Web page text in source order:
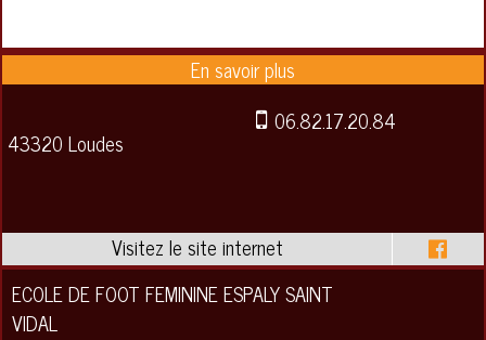
43320 Loudes
06.82.17.20.84
ECOLE DE FOOT FEMININE ESPALY SAINT
VIDAL